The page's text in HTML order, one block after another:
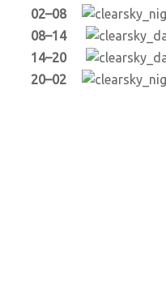
02–08
08–14
14–20
20–02